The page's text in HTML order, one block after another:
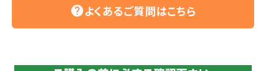
helpよくあるご質問はこちら